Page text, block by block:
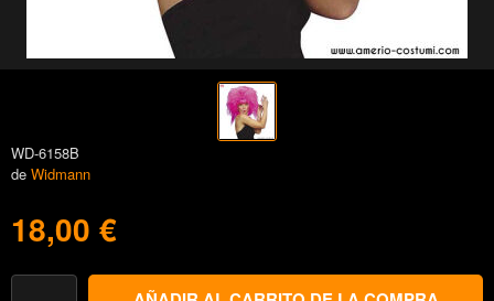
WD-6158B
de Widmann
18,00 €